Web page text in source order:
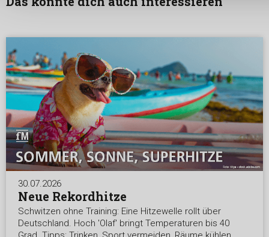
30.07.2026
Neue Rekordhitze
Schwitzen ohne Training: Eine Hitzewelle rollt über
Deutschland. Hoch 'Olaf' bringt Temperaturen bis 40